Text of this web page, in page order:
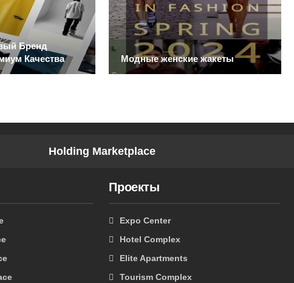
Бренд
Качества
Модные женские жакеты
Holding Marketplace
Проекты
Expo Center
Hotel Complex
Elite Apartments
Tourism Complex